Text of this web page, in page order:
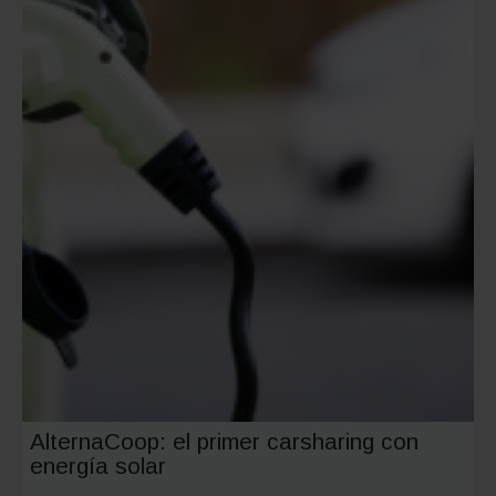
AlternaCoop: el primer carsharing con
energía solar